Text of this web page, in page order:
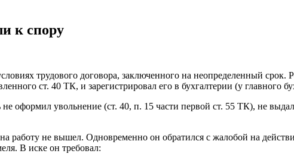
к спору
трудового договора, заключенного на неопределенный
ст. 40 ТК, и зарегистрировал его в бухгалтерии (у главного
оформил увольнение (ст. 40, п. 15 части первой ст. 55 ТК), не
работу не вышел. Одновременно он обратился с жалобой на
В иске он требовал: